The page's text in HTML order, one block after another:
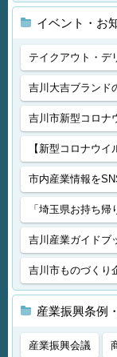
イベント・お
テイクアウト・デ
吉川大吉ブランド
吉川市新型コロナ
【新型コロナウ
市内産業情報を
「埼玉県お持ち
吉川産業ガイドブ
吉川市ものづくり
産業振興条例
産業振興会議